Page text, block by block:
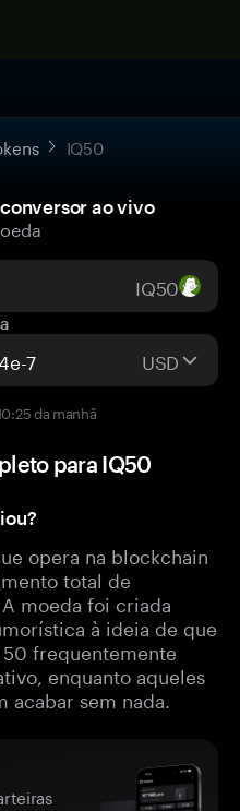
IQ50
ao vivo
IQ50
USD
da manhã
para IQ50
opera na blockchain
total de
moeda foi criada
à ideia de que
frequentemente
enquanto aqueles
sem nada.